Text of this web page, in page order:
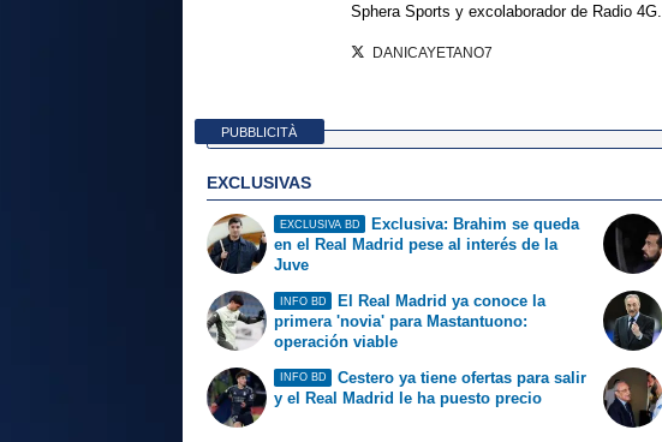
Sphera Sports y excolaborador de Radio 4G.
DANICAYETANO7
PUBBLICITÀ
EXCLUSIVAS
EXCLUSIVA BD
Exclusiva: Brahim se queda
en el Real Madrid pese al interés de la
Juve
INFO BD
El Real Madrid ya conoce la
primera 'novia' para Mastantuono:
operación viable
INFO BD
Cestero ya tiene ofertas para salir
y el Real Madrid le ha puesto precio